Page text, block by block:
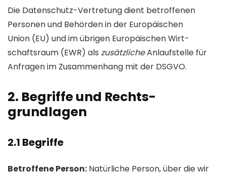
Die Daten­schutz-Vertretung dient betroffenen
Personen und Behörden in der Europäischen
Union (EU) und im übrigen Europäischen Wirt­
schaftsraum (EWR) als zusätzlicheAnlauf­stelle für
Anfragen im Zusammenhang mit der DSGVO.
2. Begriffe und Rechts­
grundlagen
2.1 Begriffe
Betroffene Person: Natürliche Person, über die wir